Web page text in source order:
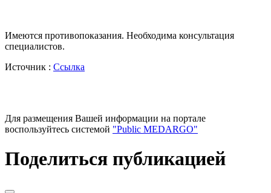
Имеются противопоказания. Необходима консультация
специалистов.
Источник : Ссылка
Для размещения Вашей информации на портале
воспользуйтесь системой "Public MEDARGO"
Поделиться публикацией